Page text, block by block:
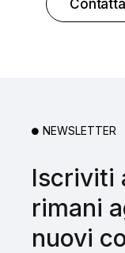
NEWSLETTER
Iscriviti
rimani
nuovi